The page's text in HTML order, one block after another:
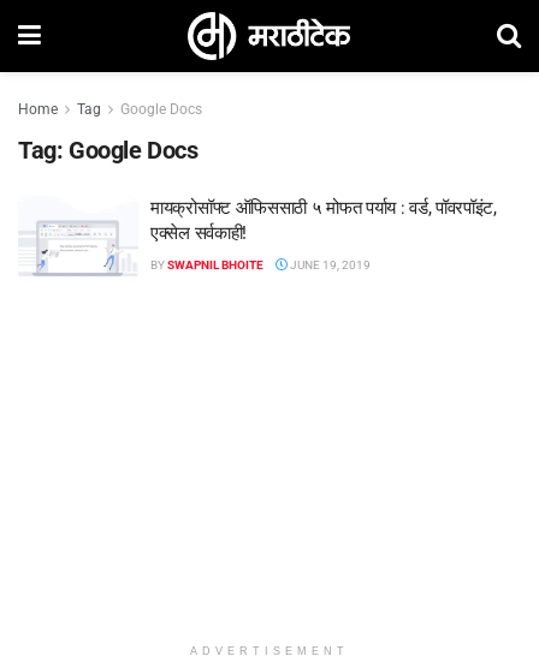
Home Tag Google Docs
Tag: Google Docs
मायक्रोसॉफ्ट ऑफिससाठी ५ मोफत पर्याय : वर्ड, पॉवरपॉइंट,
एक्सेल सर्वकाही!
BYSWAPNIL BHOITE JUNE 19, 2019
ADVERTISEMENT